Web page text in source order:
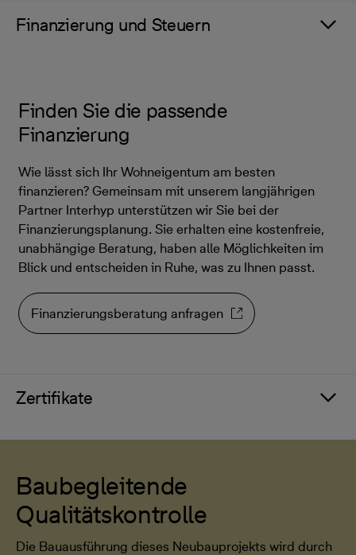
Finanzierung und Steuern
Finden Sie die passende
Finanzierung
Wie lässt sich Ihr Wohneigentum am besten
finanzieren? Gemeinsam mit unserem langjährigen
Partner Interhyp unterstützen wir Sie bei der
Finanzierungsplanung. Sie erhalten eine kostenfreie,
unabhängige Beratung, haben alle Möglichkeiten im
Blick und entscheiden in Ruhe, was zu Ihnen passt.
Finanzierungsberatung anfragen
Zertifikate
Baubegleitende
Qualitätskontrolle
Die Bauausführung dieses Neubauprojekts wird durch